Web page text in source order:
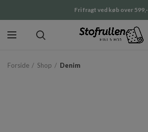
Fri fragt ved køb over 599,-
Forside Shop Denim